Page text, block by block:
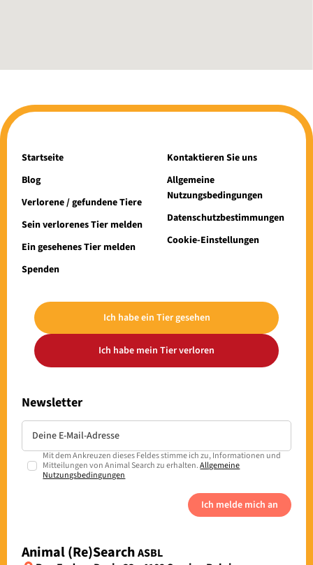
Animal (Re)SearchASBL
Startseite
Blog
Verlorene / gefundene Tiere
Sein verlorenes Tier melden
Ein gesehenes Tier melden
Spenden
Kontaktieren Sie uns
Allgemeine
Nutzungsbedingungen
Datenschutzbestimmungen
Cookie-Einstellungen
Ich habe ein Tier gesehen
Ich habe mein Tier verloren
Newsletter
Mit dem Ankreuzen dieses Feldes stimme ich zu, Informationen und
Mitteilungen von Animal Search zu erhalten.Allgemeine
Nutzungsbedingungen
Ich melde mich an